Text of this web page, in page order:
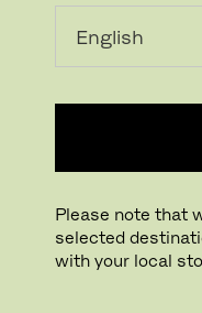
Please note that
selected
with your local
leve under
Vis filter